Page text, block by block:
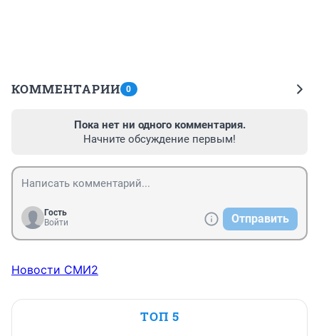
КОММЕНТАРИИ 0
Пока нет ни одного комментария.
Начните обсуждение первым!
Гость
Войти
Отправить
Новости СМИ2
ТОП 5